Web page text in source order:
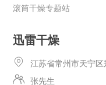
滚筒干燥专题站
迅雷干燥
江苏省常州市天宁
张先生